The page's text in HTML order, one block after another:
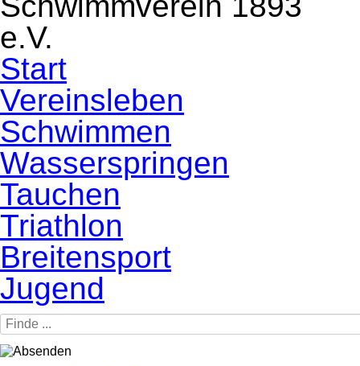
Navigation
überspringen
Start
Vereinsleben
Schwimmen
Wasserspringen
Tauchen
Triathlon
Breitensport
Jugend